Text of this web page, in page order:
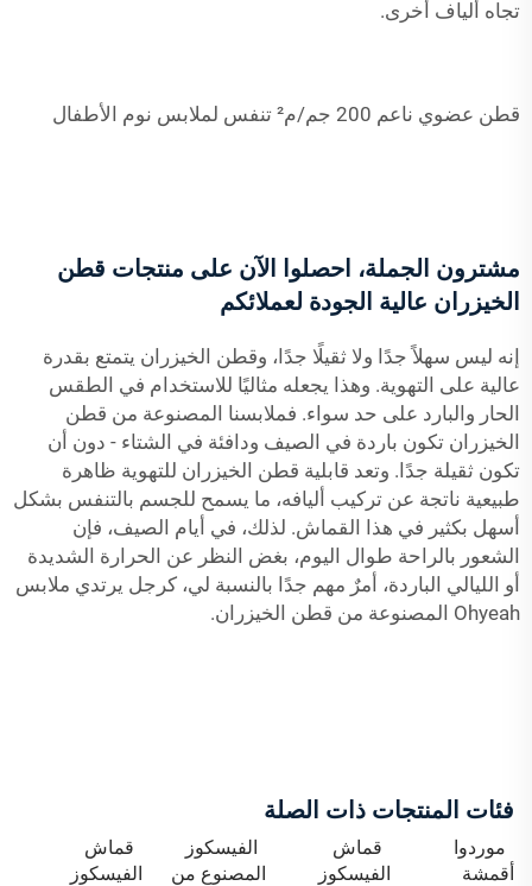
تجاه ألياف أخرى.
قطن عضوي ناعم 200 جم/م² تنفس لملابس نوم الأطفال
مشترون الجملة، احصلوا الآن على منتجات قطن
الخيزران عالية الجودة لعملائكم
إنه ليس سهلاً جدًا ولا ثقيلًا جدًا، وقطن الخيزران يتمتع بقدرة
عالية على التهوية. وهذا يجعله مثاليًا للاستخدام في الطقس
الحار والبارد على حد سواء. فملابسنا المصنوعة من قطن
الخيزران تكون باردة في الصيف ودافئة في الشتاء - دون أن
تكون ثقيلة جدًا. وتعد قابلية قطن الخيزران للتهوية ظاهرة
طبيعية ناتجة عن تركيب أليافه، ما يسمح للجسم بالتنفس بشكل
أسهل بكثير في هذا القماش. لذلك، في أيام الصيف، فإن
الشعور بالراحة طوال اليوم، بغض النظر عن الحرارة الشديدة
أو الليالي الباردة، أمرٌ مهم جدًا بالنسبة لي، كرجل يرتدي ملابس
Ohyeah المصنوعة من قطن الخيزران.
فئات المنتجات ذات الصلة
موردوا
أقمشة
قماش
الفيسكوز
الفيسكوز
المصنوع من
قماش
الفيسكوز